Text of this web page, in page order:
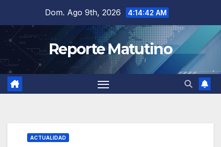
contenido
Dom. Ago 9th, 2026 4:14:43 AM
Reporte Matutino
ACTUALIDAD